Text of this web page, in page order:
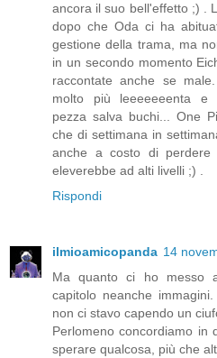
ancora il suo bell'effetto ;) .
dopo che Oda ci ha
gestione della trama, ma
in un secondo momento
raccontate anche se
molto più leeeeeeenta e
pezza salva buchi... One
che di settimana in
anche a costo di perdere
eleverebbe ad alti livelli ;) .
Rispondi
ilmioamicopanda 14
Ma quanto ci ho messo
capitolo neanche
non ci stavo capendo un
Perlomeno concordiamo
sperare qualcosa, più che